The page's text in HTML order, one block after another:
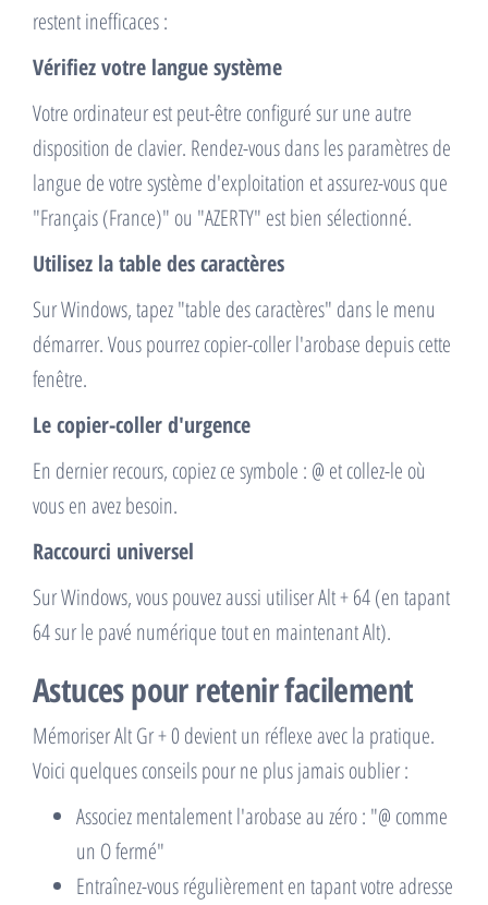
restent inefficaces :
Vérifiez votre langue système
Votre ordinateur est peut-être configuré sur une autre
disposition de clavier. Rendez-vous dans les paramètres de
langue de votre système d'exploitation et assurez-vous que
"Français (France)" ou "AZERTY" est bien sélectionné.
Utilisez la table des caractères
Sur Windows, tapez "table des caractères" dans le menu
démarrer. Vous pourrez copier-coller l'arobase depuis cette
fenêtre.
Le copier-coller d'urgence
En dernier recours, copiez ce symbole : @ et collez-le où
vous en avez besoin.
Raccourci universel
Sur Windows, vous pouvez aussi utiliser Alt + 64 (en tapant
64 sur le pavé numérique tout en maintenant Alt).
Astuces pour retenir facilement
Mémoriser Alt Gr + 0 devient un réflexe avec la pratique.
Voici quelques conseils pour ne plus jamais oublier :
Associez mentalement l'arobase au zéro : "@ comme
un O fermé"
Entraînez-vous régulièrement en tapant votre adresse